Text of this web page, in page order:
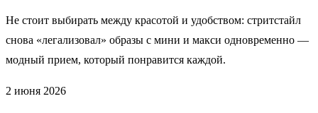
Не стоит выбирать между красотой и удобством: стритстайл
снова «легализовал» образы с мини и макси одновременно —
модный прием, который понравится каждой.
2 июня 2026